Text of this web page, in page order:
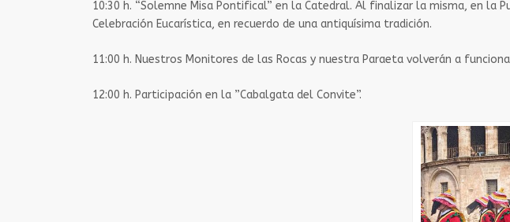
10:30 h. ​“Solemne Misa Pontifical” en la Catedral. Al finalizar la misma, en la
Celebración Eucarística, en recuerdo de una antiquísima tradición.
11:00 h.​ Nuestros Monitores de las Rocas y nuestra Paraeta volverán a
12:00 h.​ Participación en la ”Cabalgata del Convite”.